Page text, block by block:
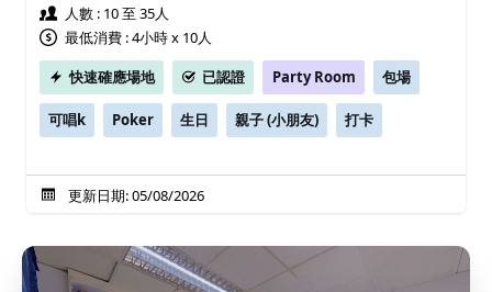
人數 : 10 至 35人
最低消費 : 4小時 x 10人
快速確應場地
已認證 Party Room 包場
可唱k Poker 生日 親子 (小朋友) 打卡
更新日期: 05/08/2026